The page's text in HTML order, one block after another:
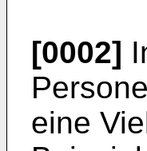
[0002]
eine